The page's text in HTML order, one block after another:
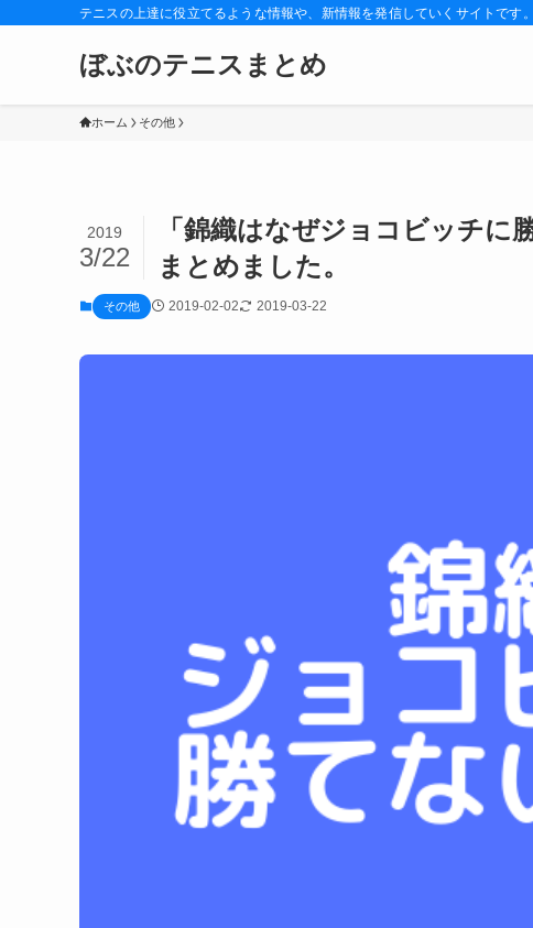
テニスの上達に役立てるような情報や、新情報を発信していくサイトです。
ぼぶのテニスまとめ
ホーム その他
「錦織はなぜジョコビッチ
まとめました。
2019
3/22
その他 2019-02-02 2019-03-22